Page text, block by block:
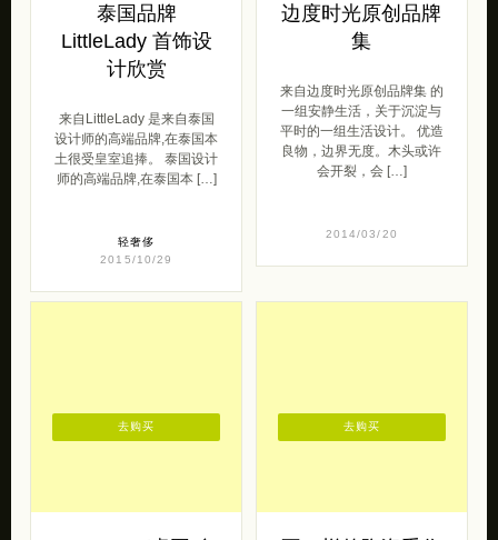
泰国品牌
LittleLady 首饰设
计欣赏
来自LittleLady 是来自泰国
设计师的高端品牌,在泰国本
土很受皇室追捧。 泰国设计
师的高端品牌,在泰国本 […]
轻奢侈
2015/10/29
边度时光原创品牌
集
来自边度时光原创品牌集 的
一组安静生活，关于沉淀与
平时的一组生活设计。 优造
良物，边界无度。木头或许
会开裂，会 […]
2014/03/20
去购买 去购买